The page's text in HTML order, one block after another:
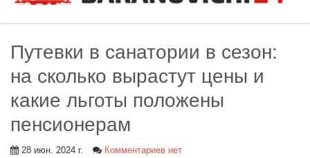
Путевки в санатории в сезон:
на сколько вырастут цены и
какие льготы положены
пенсионерам
28 июн. 2024 г. Комментариев нет